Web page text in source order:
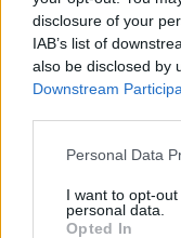
disclosure of your
IAB’s list of
also be disclosed by
Downstream
Personal Data
I want to opt-
personal data.
Opted In